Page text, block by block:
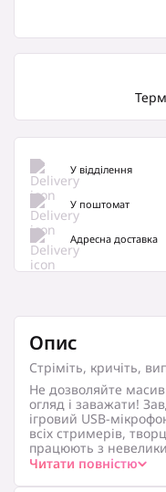
У відділення
У поштомат
Адресна доставка
Опис
Стріміть, кричіть,
Не дозволяйте
огляд і заважати!
ігровий USB-
всіх стримерів,
працюють з
Універсальний USB
Читати повністю